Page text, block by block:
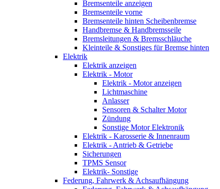
Bremsenteile anzeigen
Bremsenteile vorne
Bremsenteile hinten Scheibenbremse
Handbremse & Handbremsseile
Bremsleitungen & Bremsschläuche
Kleinteile & Sonstiges für Bremse hinten
Elektrik
Elektrik anzeigen
Elektrik - Motor
Elektrik - Motor anzeigen
Lichtmaschine
Anlasser
Sensoren & Schalter Motor
Zündung
Sonstige Motor Elektronik
Elektrik - Karosserie & Innenraum
Elektrik - Antrieb & Getriebe
Sicherungen
TPMS Sensor
Elektrik- Sonstige
Federung, Fahrwerk & Achsaufhängung